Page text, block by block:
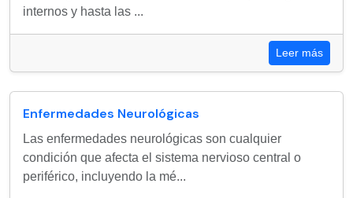
internos y hasta las ...
Leer más
Enfermedades Neurológicas
Las enfermedades neurológicas son cualquier
condición que afecta el sistema nervioso central o
periférico, incluyendo la mé...